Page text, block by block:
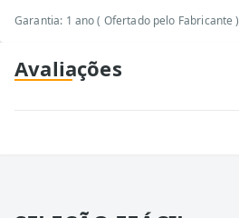
Garantia: 1 ano ( Ofertado pelo Fabricante )
Avaliações